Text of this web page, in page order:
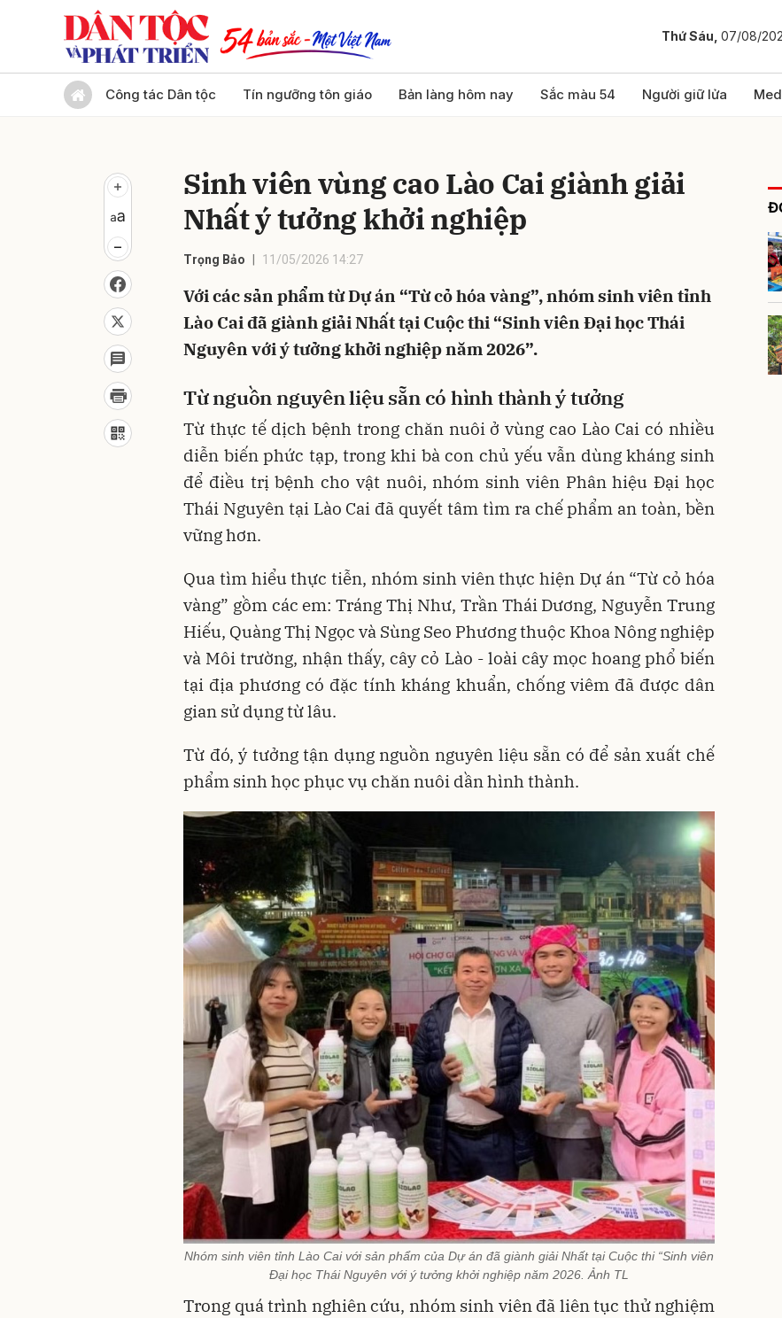
Thứ Sáu, 07/08/
Công tác Dân tộc Tín ngưỡng tôn giáo Bản làng hôm nay Sắc màu 54 Người giữ lửa
Sinh viên vùng cao Lào Cai giành giải
Nhất ý tưởng khởi nghiệp
Trọng Bảo 11/05/2026 14:27
Với các sản phẩm từ Dự án “Từ cỏ hóa vàng”, nhóm sinh viên tỉnh
Lào Cai đã giành giải Nhất tại Cuộc thi “Sinh viên Đại học Thái
Nguyên với ý tưởng khởi nghiệp năm 2026”.
Từ nguồn nguyên liệu sẵn có hình thành ý tưởng
Từ thực tế dịch bệnh trong chăn nuôi ở vùng cao Lào Cai có nhiều
diễn biến phức tạp, trong khi bà con chủ yếu vẫn dùng kháng sinh
để điều trị bệnh cho vật nuôi, nhóm sinh viên Phân hiệu Đại học
Thái Nguyên tại Lào Cai đã quyết tâm tìm ra chế phẩm an toàn, bền
vững hơn.
Qua tìm hiểu thực tiễn, nhóm sinh viên thực hiện Dự án “Từ cỏ hóa
vàng” gồm các em: Tráng Thị Như, Trần Thái Dương, Nguyễn Trung
Hiếu, Quàng Thị Ngọc và Sùng Seo Phương thuộc Khoa Nông nghiệp
và Môi trường, nhận thấy, cây cỏ Lào - loài cây mọc hoang phổ biến
tại địa phương có đặc tính kháng khuẩn, chống viêm đã được dân
gian sử dụng từ lâu.
Từ đó, ý tưởng tận dụng nguồn nguyên liệu sẵn có để sản xuất chế
phẩm sinh học phục vụ chăn nuôi dần hình thành.
Nhóm sinh viên tỉnh Lào Cai với sản phẩm của Dự án đã giành giải Nhất tại Cuộc thi “Sinh viên
Đại học Thái Nguyên với ý tưởng khởi nghiệp năm 2026. Ảnh TL
Trong quá trình nghiên cứu, nhóm sinh viên đã liên tục thử nghiệm
Gửi bình luận
Hủy